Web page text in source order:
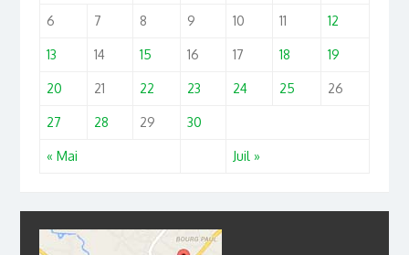
« Mai Juil »
6 7 8 9 10 11 12
13 14 15 16 17 18 19
20 21 22 23 24 25 26
27 28 29 30